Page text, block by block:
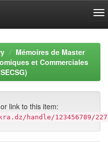
Mémoires de Master
et Commerciales
link to this item:
handle/123456789/